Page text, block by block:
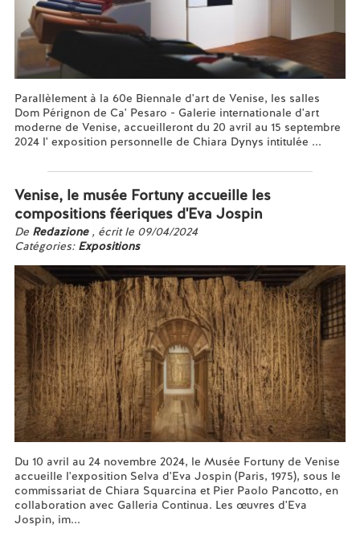
Parallèlement à la 60e Biennale d'art de Venise, les salles
Dom Pérignon de Ca' Pesaro - Galerie internationale d'art
moderne de Venise, accueilleront du 20 avril au 15 septembre
2024 l' exposition personnelle de Chiara Dynys intitulée ...
Venise, le musée Fortuny accueille les
compositions féeriques d'Eva Jospin
De Redazione , écrit le 09/04/2024
Catégories: Expositions
Du 10 avril au 24 novembre 2024, le Musée Fortuny de Venise
accueille l'exposition Selva d'Eva Jospin (Paris, 1975), sous le
commissariat de Chiara Squarcina et Pier Paolo Pancotto, en
collaboration avec Galleria Continua. Les œuvres d'Eva
Jospin, im...